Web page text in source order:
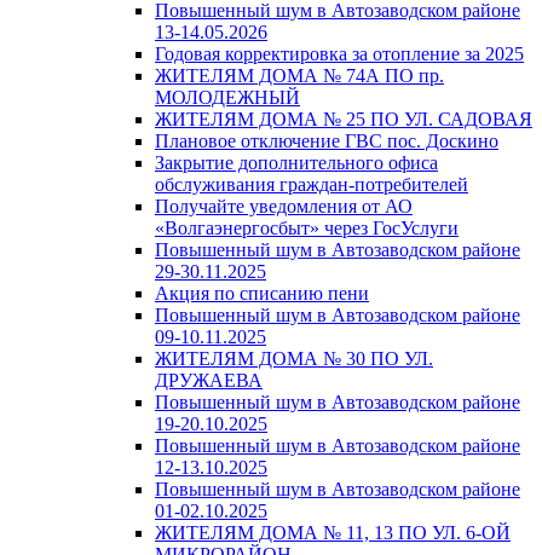
Повышенный шум в Автозаводском районе
13-14.05.2026
Годовая корректировка за отопление за 2025
ЖИТЕЛЯМ ДОМА № 74А ПО пр.
МОЛОДЕЖНЫЙ
ЖИТЕЛЯМ ДОМА № 25 ПО УЛ. САДОВАЯ
Плановое отключение ГВС пос. Доскино
Закрытие дополнительного офиса
обслуживания граждан-потребителей
Получайте уведомления от АО
«Волгаэнергосбыт» через ГосУслуги
Повышенный шум в Автозаводском районе
29-30.11.2025
Акция по списанию пени
Повышенный шум в Автозаводском районе
09-10.11.2025
ЖИТЕЛЯМ ДОМА № 30 ПО УЛ.
ДРУЖАЕВА
Повышенный шум в Автозаводском районе
19-20.10.2025
Повышенный шум в Автозаводском районе
12-13.10.2025
Повышенный шум в Автозаводском районе
01-02.10.2025
ЖИТЕЛЯМ ДОМА № 11, 13 ПО УЛ. 6-ОЙ